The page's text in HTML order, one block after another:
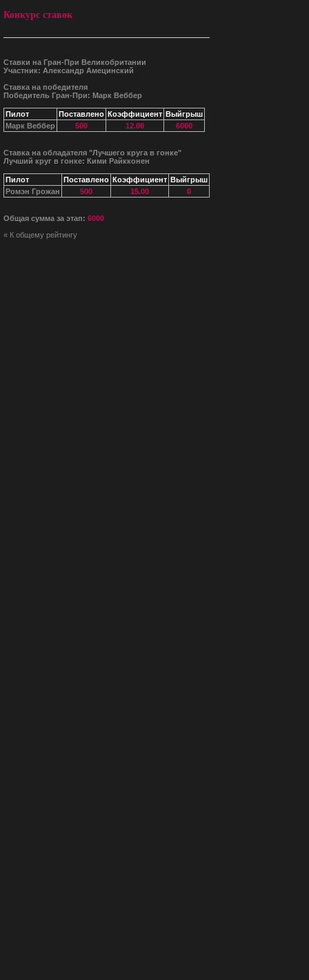
Конкурс ставок
Ставки на Гран-При Великобритании
Участник: Александр Амецинский
Ставка на победителя
Победитель Гран-При: Марк Веббер
Пилот Поставлено Коэффициент Выйгрыш
Марк Веббер
500 12.00 6000
Ставка на обладателя "Лучшего круга в гонке"
Лучший круг в гонке: Кими Райкконен
Пилот Поставлено Коэффициент Выйгрыш
Ромэн Грожан
500 15.00 0
Общая сумма за этап: 6000
« К общему рейтингу